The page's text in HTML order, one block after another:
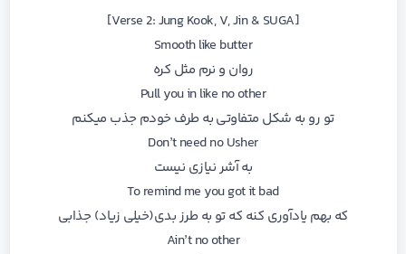
[Verse 2: Jung Kook, V, Jin & SUGA]
Smooth like butter
روان و نرم مثل کره
Pull you in like no other
تو رو به شکل متفاوتی به طرف خودم جذب میکنم
Don’t need no Usher
به آشر نیازی نیست
To remind me you got it bad
که بهم یادآوری کنه که تو به طرز بدی(خیلی زیاد) جذابی
Ain’t no other